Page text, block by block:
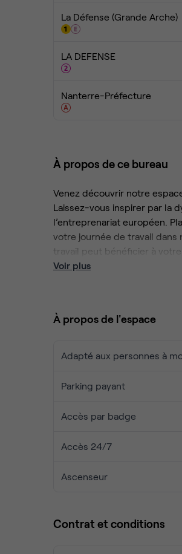
La Défense (Grande Arche)
LA DEFENSE
Nanterre-Préfecture
À propos de ce bureau
Venez découvrir notre
Laissez-vous inspirer par la
l’entreprenariat européen.
votre journée de travail dans
travail peut bénéficier à votre
possibilités de shopping
Voir plus
À propos de l'espace
Adapté aux personnes à
Parking payant
Accès par badge
Accès 24/7
Ascenseur
Contrat et conditions